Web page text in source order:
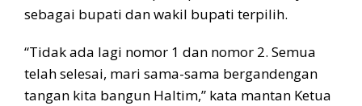
sebagai bupati dan wakil bupati terpilih.
“Tidak ada lagi nomor 1 dan nomor 2. Semua
telah selesai, mari sama-sama bergandengan
tangan kita bangun Haltim,” kata mantan Ketua